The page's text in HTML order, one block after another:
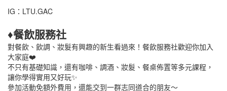
IG：LTU.GAC
♦餐飲服務社
對餐飲、飲調、妝髮有興趣的新生看過來！餐飲服務社歡迎你加入
大家庭❤️
不只有基礎知識，還有咖啡、調酒、妝髮、餐桌佈置等多元課程，
讓你學得實用又好玩✨
參加活動免額外費用，還能交到一群志同道合的朋友～